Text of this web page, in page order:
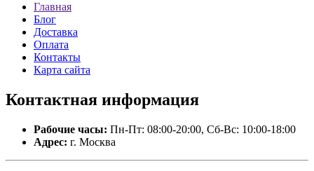
Главная
Блог
Доставка
Оплата
Контакты
Карта сайта
Контактная информация
Рабочие часы: Пн-Пт: 08:00-20:00, Сб-Вс: 10:00-18:00
Адрес: г. Москва